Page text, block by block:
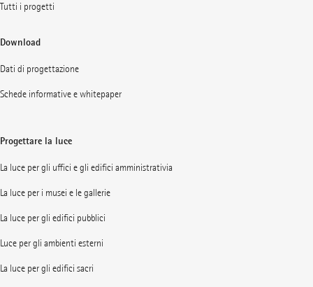
Tutti i progetti
Download
Dati di progettazione
Schede informative e whitepaper
Progettare la luce
La luce per gli uffici e gli edifici amministrativia
La luce per i musei e le gallerie
La luce per gli edifici pubblici
Luce per gli ambienti esterni
La luce per gli edifici sacri